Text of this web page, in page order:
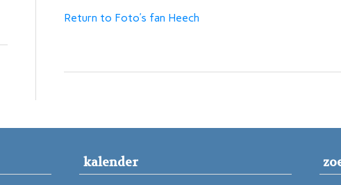
Return to Foto’s fan Heech
kalender